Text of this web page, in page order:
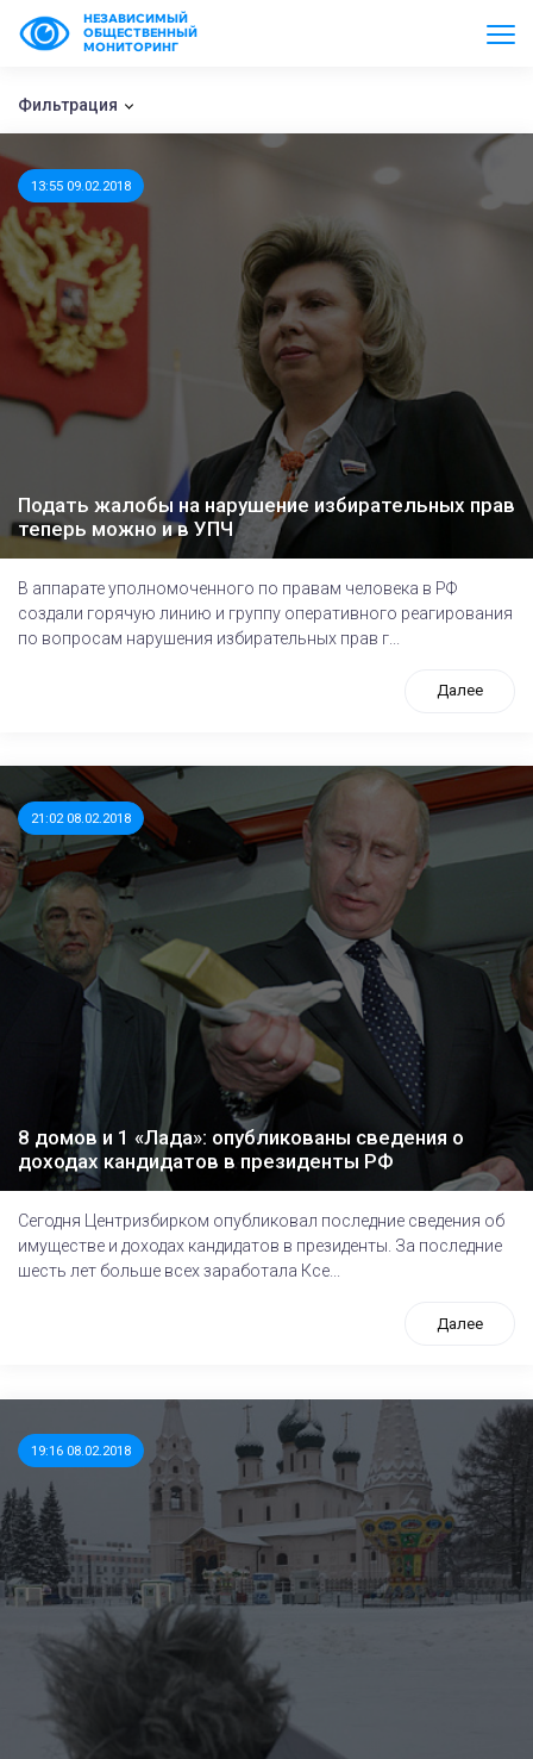
НЕЗАВИСИМЫЙ
ОБЩЕСТВЕННЫЙ
МОНИТОРИНГ
Фильтрация
13:55 09.02.2018
Подать жалобы на нарушение избирательных прав
теперь можно и в УПЧ
В аппарате уполномоченного по правам человека в РФ
создали горячую линию и группу оперативного реагирования
по вопросам нарушения избирательных прав г...
Далее
21:02 08.02.2018
8 домов и 1 «Лада»: опубликованы сведения о
доходах кандидатов в президенты РФ
Сегодня Центризбирком опубликовал последние сведения об
имуществе и доходах кандидатов в президенты. За последние
шесть лет больше всех заработала Ксе...
Далее
19:16 08.02.2018